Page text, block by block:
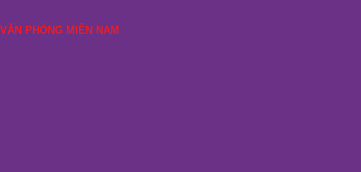
VĂN PHÒNG MIỀN NAM